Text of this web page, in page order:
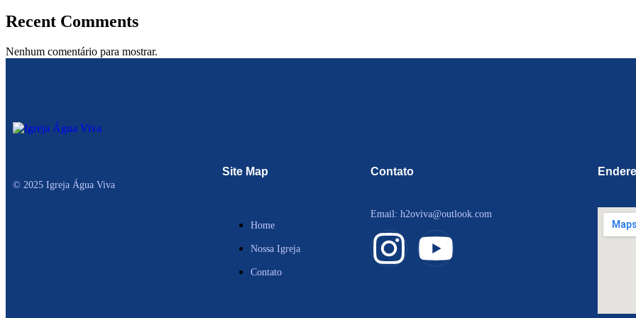
Recent Comments
Nenhum comentário para mostrar.
© 2025 Igreja Água Viva
Site Map
Home
Nossa Igreja
Contato
Contato
Email: h2oviva@outlook.com